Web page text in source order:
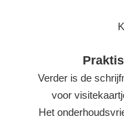
Verder is de
voor
Het